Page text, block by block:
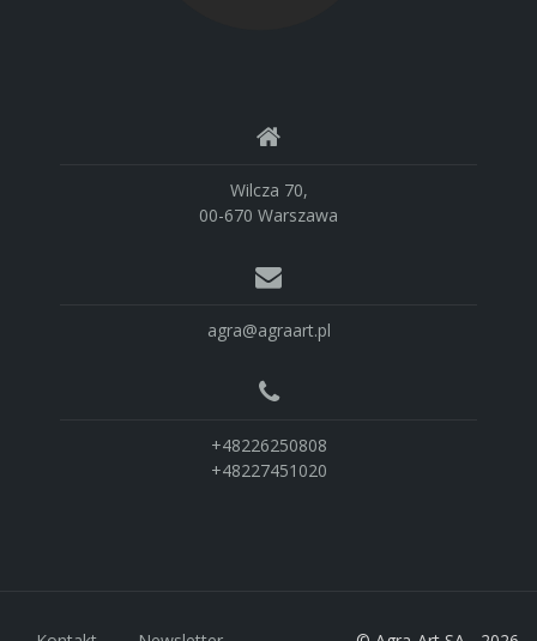
Wilcza 70,
00-670 Warszawa
agra@agraart.pl
+48226250808
+48227451020